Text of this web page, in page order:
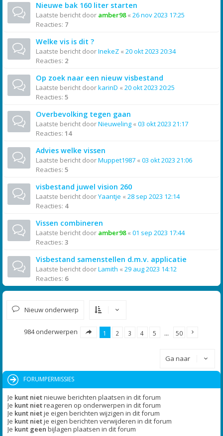
Nieuwe bak 160 liter starten
Laatste bericht door amber98« 26 nov 2023 17:25
Reacties: 7
Welke vis is dit ?
Laatste bericht doorInekeZ « 20 okt 2023 20:34
Reacties: 2
Op zoek naar een nieuw visbestand
Laatste bericht doorkarinD « 20 okt 2023 20:25
Reacties: 5
Overbevolking tegen gaan
Laatste bericht doorNieuweling « 03 okt 2023 21:17
Reacties: 14
Advies welke vissen
Laatste bericht doorMuppet1987 « 03 okt 2023 21:06
Reacties: 5
visbestand juwel vision 260
Laatste bericht doorYaantje « 28 sep 2023 12:14
Reacties: 4
Vissen combineren
Laatste bericht door amber98« 01 sep 2023 17:44
Reacties: 3
Visbestand samenstellen d.m.v. applicatie
Laatste bericht doorLamith « 29 aug 2023 14:12
Reacties: 6
Nieuw onderwerp
984 onderwerpen 1 2 3 4 5 … 50
Ga naar
FORUMPERMISSIES
Je kunt nietnieuwe berichten plaatsen in dit forum
Je kunt nietreageren op onderwerpen in dit forum
Je kunt nietje eigen berichten wijzigen in dit forum
Je kunt nietje eigen berichten verwijderen in dit forum
Je kunt geen bijlagen plaatsen in dit forum